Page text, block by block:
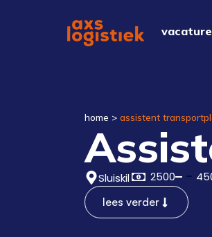
home > assistent
Sluiskil 2500
lees verder